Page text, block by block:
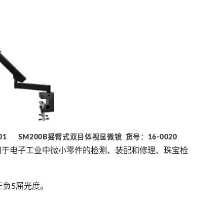
SM200B摇臂式双目体视显微镜 货号：16-0020
电子工业中微小零件的检测、装配和修理、珠宝检
5屈光度。